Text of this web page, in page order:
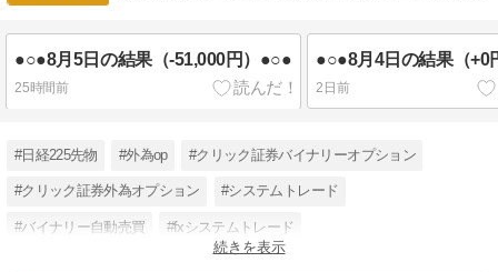
●○●8月5日の結果（-51,000円）●○●
25時間前
●○●8月4日の結果（+0
2日前
#日経225先物 #外為op #クリック証券バイナリーオプション
#クリック証券外為オプション #システムトレード
#バイナリー自動売買 #fxシステムトレード
続きを表示